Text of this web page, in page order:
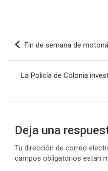
ce
o
o
k
tt at
A
p
p
ke
n
Navegación
de
Fin de semana de
La Policía de Colonia
Deja una
Tu dirección de correo
campos obligatorios están